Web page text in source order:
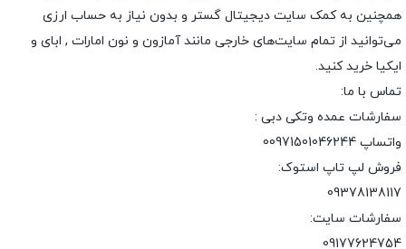
همچنین به کمک سایت دیجیتال گستر و بدون نیاز به حساب ارزی
می‌توانید از تمام سایت‌های خارجی مانند آمازون و نون امارات , ابای و
ایکیا خرید کنید.
تماس با ما:
سفارشات عمده وتکی دبی :
واتساپ 00971501046244
فروش لپ تاپ استوک:
09378138117
سفارشات سایت:
09177624754